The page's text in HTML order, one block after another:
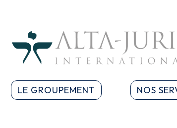
LE GROUPEMENT NOS